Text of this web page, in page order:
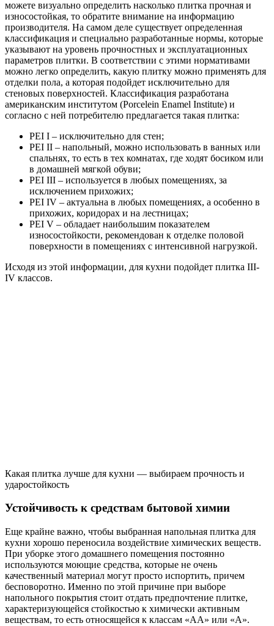
можете визуально определить насколько плитка прочная и
износостойкая, то обратите внимание на информацию
производителя. На самом деле существует определенная
классификация и специально разработанные нормы, которые
указывают на уровень прочностных и эксплуатационных
параметров плитки. В соответствии с этими нормативами
можно легко определить, какую плитку можно применять для
отделки пола, а которая подойдет исключительно для
стеновых поверхностей. Классификация разработана
американским институтом (Porcelein Enamel Institute) и
согласно с ней потребителю предлагается такая плитка:
PEI I – исключительно для стен;
PEI II – напольный, можно использовать в ванных или
спальнях, то есть в тех комнатах, где ходят босиком или
в домашней мягкой обуви;
PEI III – используется в любых помещениях, за
исключением прихожих;
PEI IV – актуальна в любых помещениях, а особенно в
прихожих, коридорах и на лестницах;
PEI V – обладает наибольшим показателем
износостойкости, рекомендован к отделке половой
поверхности в помещениях с интенсивной нагрузкой.
Исходя из этой информации, для кухни подойдет плитка III-
IV классов.
Какая плитка лучше для кухни — выбираем прочность и
ударостойкость
Устойчивость к средствам бытовой химии
Еще крайне важно, чтобы выбранная напольная плитка для
кухни хорошо переносила воздействие химических веществ.
При уборке этого домашнего помещения постоянно
используются моющие средства, которые не очень
качественный материал могут просто испортить, причем
бесповоротно. Именно по этой причине при выборе
напольного покрытия стоит отдать предпочтение плитке,
характеризующейся стойкостью к химически активным
веществам, то есть относящейся к классам «АА» или «А».